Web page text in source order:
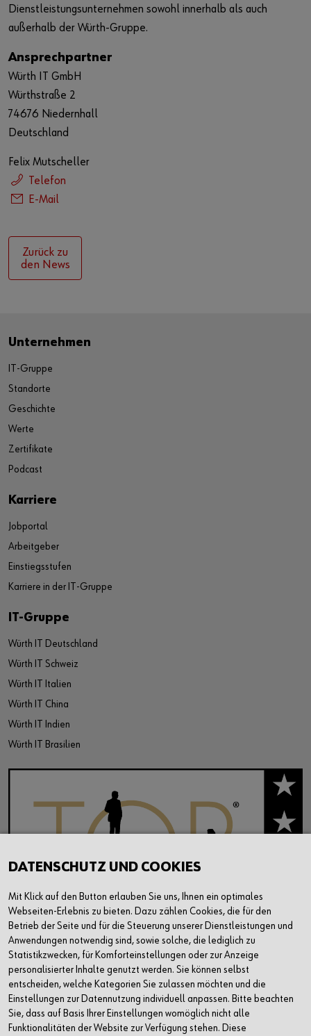
Dienstleistungsunternehmen sowohl innerhalb als auch
außerhalb der Würth-Gruppe.
Ansprechpartner
Würth IT GmbH
Würthstraße 2
74676 Niedernhall
Deutschland
Felix Mutscheller
Telefon
E-Mail
Zurück zu
den News
Unternehmen
IT-Gruppe
Standorte
Geschichte
Werte
Zertifikate
Podcast
Karriere
Jobportal
Arbeitgeber
Einstiegsstufen
Karriere in der IT-Gruppe
IT-Gruppe
Würth IT Deutschland
Würth IT Schweiz
Würth IT Italien
Würth IT China
Würth IT Indien
Würth IT Brasilien
DATENSCHUTZ UND COOKIES
Mit Klick auf den Button erlauben Sie uns, Ihnen ein optimales
Webseiten-Erlebnis zu bieten. Dazu zählen Cookies, die für den
Betrieb der Seite und für die Steuerung unserer Dienstleistungen und
Anwendungen notwendig sind, sowie solche, die lediglich zu
Statistikzwecken, für Komforteinstellungen oder zur Anzeige
personalisierter Inhalte genutzt werden. Sie können selbst
entscheiden, welche Kategorien Sie zulassen möchten und die
Einstellungen zur Datennutzung individuell anpassen. Bitte beachten
Sie, dass auf Basis Ihrer Einstellungen womöglich nicht alle
Funktionalitäten der Website zur Verfügung stehen. Diese